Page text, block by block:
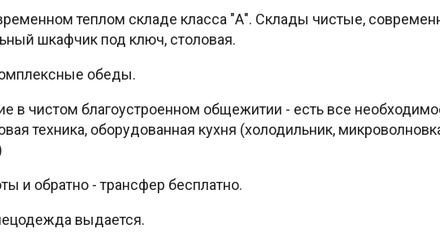
теплом складе класса "А". Склады чистые,
шкафчик под ключ, столовая.
обеды.
в чистом благоустроенном общежитии - есть все
техника, оборудованная кухня (холодильник,
и обратно - трансфер бесплатно.
выдается.